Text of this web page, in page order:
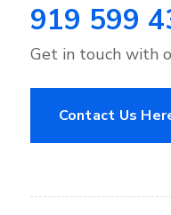
919 599
Get in touch with
Contact Us